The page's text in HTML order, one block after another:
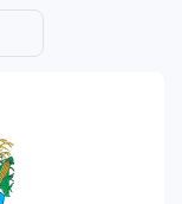
Radar